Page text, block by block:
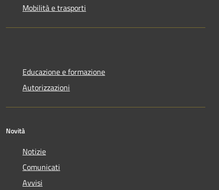
Mobilità e trasporti
Educazione e formazione
Autorizzazioni
Novità
Notizie
Comunicati
Avvisi